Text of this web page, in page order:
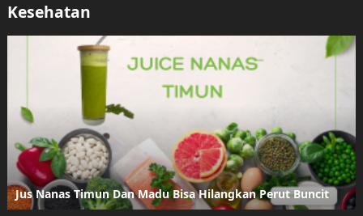
Kesehatan
Jus Nanas Timun Dan Madu Bisa Hilangkan Perut Buncit